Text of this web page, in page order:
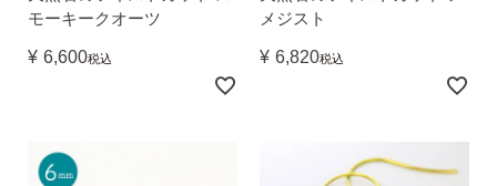
モーキークオーツ
¥ 6,600税込
メジスト
¥ 6,820税込